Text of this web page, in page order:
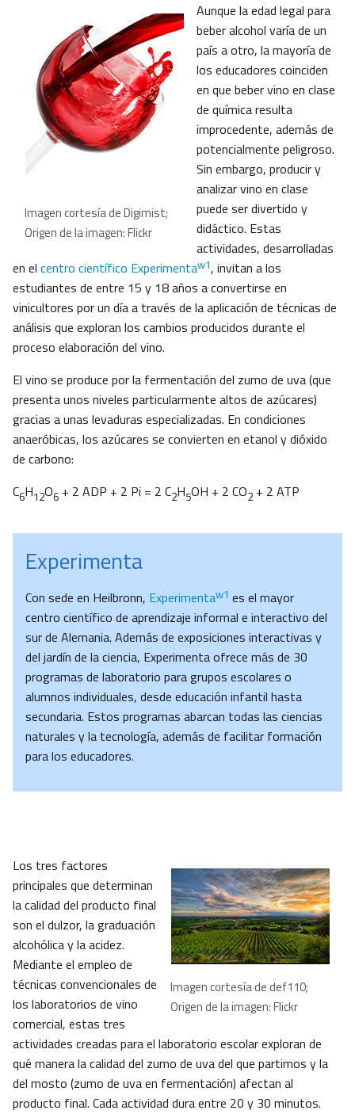
Imagen cortesía de Digimist;
Origen de la imagen: Flickr
Aunque la edad legal para
beber alcohol varía de un
país a otro, la mayoría de
los educadores coinciden
en que beber vino en clase
de química resulta
improcedente, además de
potencialmente peligroso.
Sin embargo, producir y
analizar vino en clase
puede ser divertido y
didáctico. Estas
actividades, desarrolladas
en el centro científico Experimentaw1, invitan a los
estudiantes de entre 15 y 18 años a convertirse en
vinicultores por un día a través de la aplicación de técnicas de
análisis que exploran los cambios producidos durante el
proceso elaboración del vino.
El vino se produce por la fermentación del zumo de uva (que
presenta unos niveles particularmente altos de azúcares)
gracias a unas levaduras especializadas. En condiciones
anaeróbicas, los azúcares se convierten en etanol y dióxido
de carbono:
C6H12O6 + 2 ADP + 2 Pi = 2 C2H5OH + 2 CO2 + 2 ATP
Experimenta
Con sede en Heilbronn, Experimentaw1 es el mayor
centro científico de aprendizaje informal e interactivo del
sur de Alemania. Además de exposiciones interactivas y
del jardín de la ciencia, Experimenta ofrece más de 30
programas de laboratorio para grupos escolares o
alumnos individuales, desde educación infantil hasta
secundaria. Estos programas abarcan todas las ciencias
naturales y la tecnología, además de facilitar formación
para los educadores.
Imagen cortesía de def110;
Origen de la imagen: Flickr
Los tres factores
principales que determinan
la calidad del producto final
son el dulzor, la graduación
alcohólica y la acidez.
Mediante el empleo de
técnicas convencionales de
los laboratorios de vino
comercial, estas tres
actividades creadas para el laboratorio escolar exploran de
qué manera la calidad del zumo de uva del que partimos y la
del mosto (zumo de uva en fermentación) afectan al
producto final. Cada actividad dura entre 20 y 30 minutos.